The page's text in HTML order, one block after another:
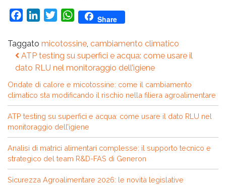
FacebookLinkedInTwitterWhatsApp
Share
Taggato micotossine, cambiamento climatico
Navigazione
articoli
ATP testing su superfici e acqua: come usare il
dato RLU nel monitoraggio dell’igiene
Ondate di calore e micotossine: come il cambiamento
climatico sta modificando il rischio nella filiera agroalimentare
ATP testing su superfici e acqua: come usare il dato RLU nel
monitoraggio dell’igiene
Analisi di matrici alimentari complesse: il supporto tecnico e
strategico del team R&D-FAS di Generon
Sicurezza Agroalimentare 2026: le novità legislative